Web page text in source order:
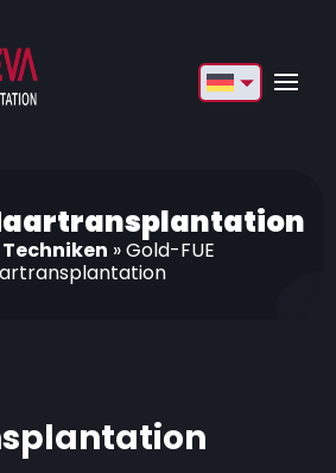
Deutsch
Türkçe
Български
Techniken »Gold-FUE